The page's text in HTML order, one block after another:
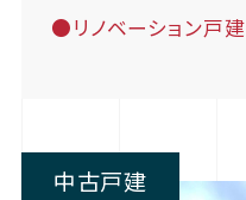
●リノベーション戸建
中古戸建